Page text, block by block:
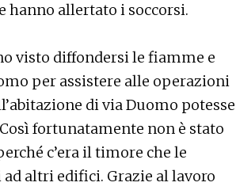
hanno allertato i soccorsi.
visto diffondersi le fiamme e
per assistere alle operazioni
di via Duomo potesse
fortunatamente non è stato
c’era il timore che le
altri edifici. Grazie al lavoro